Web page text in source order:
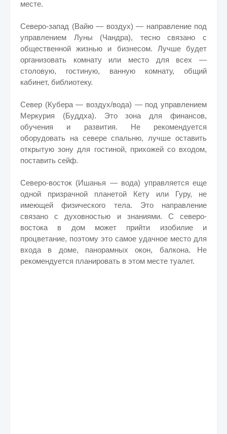
месте.
Северо-запад (Вайю — воздух) — направление под
управлением Луны (Чандра), тесно связано с
общественной жизнью и бизнесом. Лучше будет
организовать комнату или место для всех —
столовую, гостиную, ванную комнату, общий
кабинет, библиотеку.
Север (Кубера — воздух/вода) — под управлением
Меркурия (Буддха). Это зона для финансов,
обучения и развития. Не рекомендуется
оборудовать на севере спальню, лучше оставить
открытую зону для гостиной, прихожей со входом,
поставить сейф.
Северо-восток (Ишанья — вода) управляется еще
одной призрачной планетой Кету или Гуру, не
имеющей физического тела. Это направление
связано с духовностью и знаниями. С северо-
востока в дом может прийти изобилие и
процветание, поэтому это самое удачное место для
входа в доме, панорамных окон, балкона. Не
рекомендуется планировать в этом месте туалет.